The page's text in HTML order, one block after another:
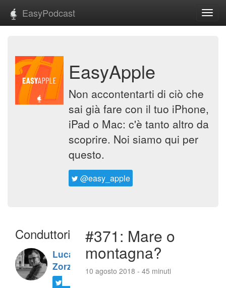
EasyPodcast
EasyApple
Non accontentarti di ciò che
sai già fare con il tuo iPhone,
iPad o Mac: c'è tanto altro da
scoprire. Noi siamo qui per
questo.
@easy_apple
Conduttori
Luca
Zorzi
#371: Mare o
montagna?
10 agosto 2018 - 45 minuti